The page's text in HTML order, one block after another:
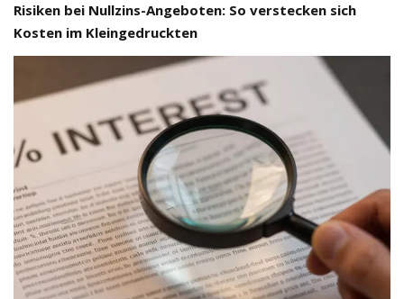
Risiken bei Nullzins-Angeboten: So verstecken sich
Kosten im Kleingedruckten